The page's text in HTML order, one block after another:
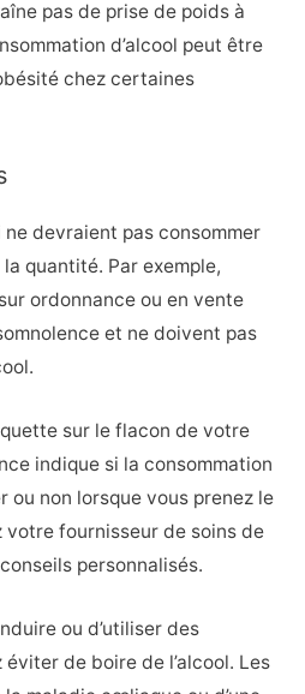
pas de prise de poids à
d’alcool peut être
chez certaines
ne devraient pas consommer
quantité. Par exemple,
ordonnance ou en vente
et ne doivent pas
sur le flacon de votre
indique si la consommation
ou non lorsque vous prenez le
votre fournisseur de soins de
personnalisés.
ou d’utiliser des
de boire de l’alcool. Les